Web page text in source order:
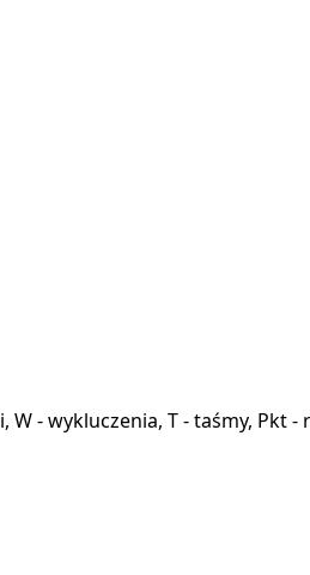
- wykluczenia, T - taśmy, Pkt